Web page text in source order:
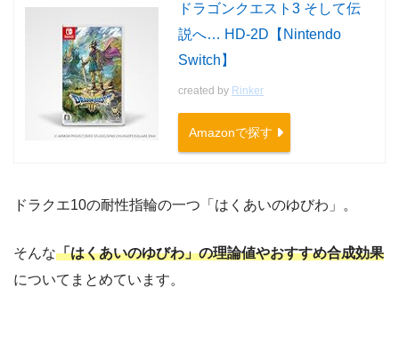
ドラゴンクエスト3 そして伝
説へ… HD-2D【Nintendo
Switch】
created by Rinker
Amazonで探す
ドラクエ10の耐性指輪の一つ「はくあいのゆびわ」。
そんな「はくあいのゆびわ」の理論値やおすすめ合成効果
についてまとめています。